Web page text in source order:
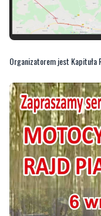
Organizatorem jest Kapituła